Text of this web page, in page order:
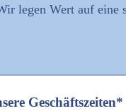
legen Wert auf eine
Geschäftszeiten*